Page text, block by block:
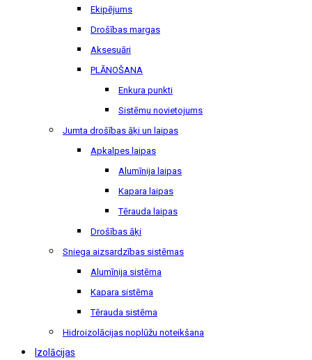
Ekipējums
Drošības margas
Aksesuāri
PLĀNOŠANA
Enkura punkti
Sistēmu novietojums
Jumta drošības āķi un laipas
Apkalpes laipas
Alumīnija laipas
Kapara laipas
Tērauda laipas
Drošības āķi
Sniega aizsardzības sistēmas
Alumīnija sistēma
Kapara sistēma
Tērauda sistēma
Hidroizolācijas noplūžu noteikšana
Izolācijas